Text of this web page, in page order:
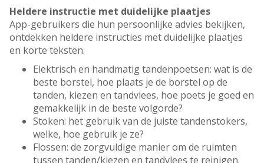
Heldere instructie met duidelijke plaatjes
App-gebruikers die hun persoonlijke advies bekijken,
ontdekken heldere instructies met duidelijke plaatjes
en korte teksten.
Elektrisch en handmatig tandenpoetsen: wat is de
beste borstel, hoe plaats je de borstel op de
tanden, kiezen en tandvlees, hoe poets je goed en
gemakkelijk in de beste volgorde?
Stoken: het gebruik van de juiste tandenstokers,
welke, hoe gebruik je ze?
Flossen: de zorgvuldige manier om de ruimten
tussen tanden/kiezen en tandvlees te reinigen.